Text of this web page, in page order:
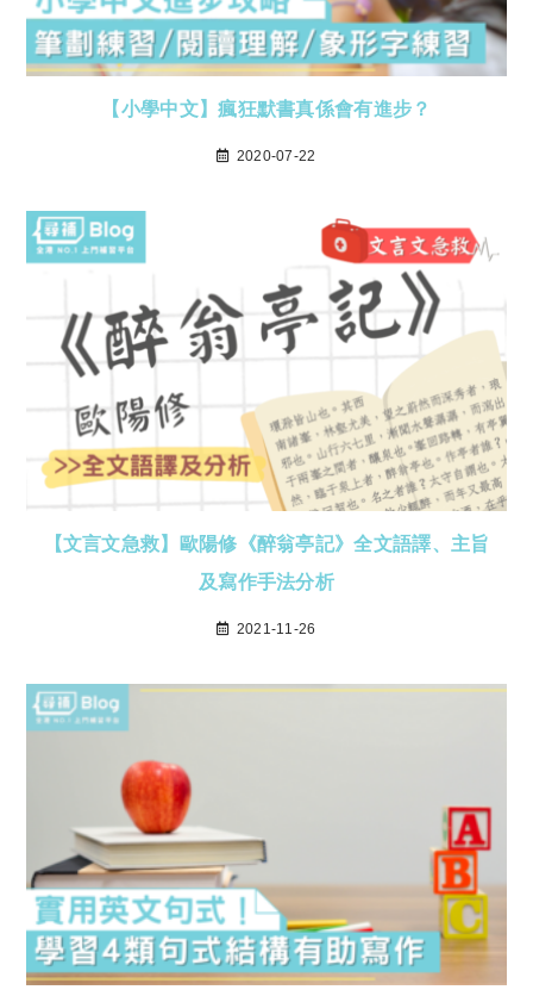
【小學中文】瘋狂默書真係會有進步？
2020-07-22
【文言文急救】歐陽修《醉翁亭記》全文語譯、主旨
及寫作手法分析
2021-11-26